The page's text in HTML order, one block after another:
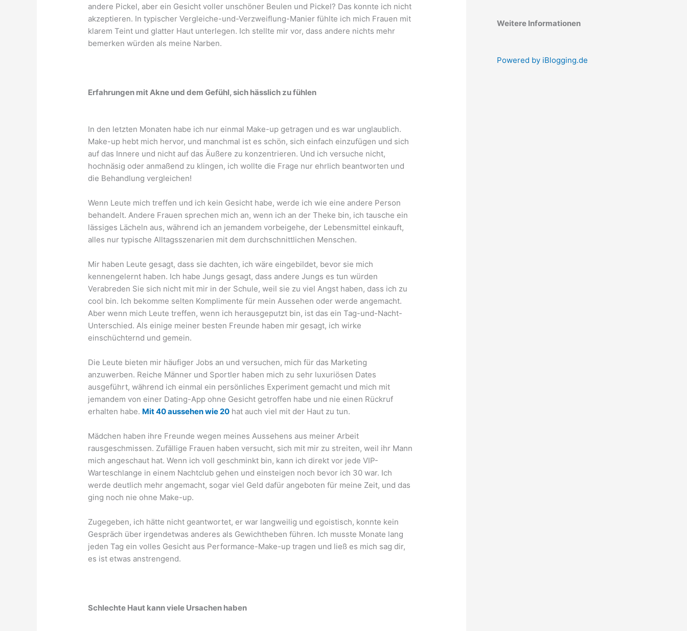
andere Pickel, aber ein Gesicht voller unschöner Beulen und Pickel? Das konnte ich nicht
akzeptieren. In typischer Vergleiche-und-Verzweiflung-Manier fühlte ich mich Frauen mit
klarem Teint und glatter Haut unterlegen. Ich stellte mir vor, dass andere nichts mehr
bemerken würden als meine Narben.
Erfahrungen mit Akne und dem Gefühl, sich hässlich zu fühlen
In den letzten Monaten habe ich nur einmal Make-up getragen und es war unglaublich.
Make-up hebt mich hervor, und manchmal ist es schön, sich einfach einzufügen und sich
auf das Innere und nicht auf das Äußere zu konzentrieren. Und ich versuche nicht,
hochnäsig oder anmaßend zu klingen, ich wollte die Frage nur ehrlich beantworten und
die Behandlung vergleichen!
Wenn Leute mich treffen und ich kein Gesicht habe, werde ich wie eine andere Person
behandelt. Andere Frauen sprechen mich an, wenn ich an der Theke bin, ich tausche ein
lässiges Lächeln aus, während ich an jemandem vorbeigehe, der Lebensmittel einkauft,
alles nur typische Alltagsszenarien mit dem durchschnittlichen Menschen.
Mir haben Leute gesagt, dass sie dachten, ich wäre eingebildet, bevor sie mich
kennengelernt haben. Ich habe Jungs gesagt, dass andere Jungs es tun würden
Verabreden Sie sich nicht mit mir in der Schule, weil sie zu viel Angst haben, dass ich zu
cool bin. Ich bekomme selten Komplimente für mein Aussehen oder werde angemacht.
Aber wenn mich Leute treffen, wenn ich herausgeputzt bin, ist das ein Tag-und-Nacht-
Unterschied. Als einige meiner besten Freunde haben mir gesagt, ich wirke
einschüchternd und gemein.
Die Leute bieten mir häufiger Jobs an und versuchen, mich für das Marketing
anzuwerben. Reiche Männer und Sportler haben mich zu sehr luxuriösen Dates
ausgeführt, während ich einmal ein persönliches Experiment gemacht und mich mit
jemandem von einer Dating-App ohne Gesicht getroffen habe und nie einen Rückruf
erhalten habe. Mit 40 aussehen wie 20 hat auch viel mit der Haut zu tun.
Mädchen haben ihre Freunde wegen meines Aussehens aus meiner Arbeit
rausgeschmissen. Zufällige Frauen haben versucht, sich mit mir zu streiten, weil ihr Mann
mich angeschaut hat. Wenn ich voll geschminkt bin, kann ich direkt vor jede VIP-
Warteschlange in einem Nachtclub gehen und einsteigen noch bevor ich 30 war. Ich
werde deutlich mehr angemacht, sogar viel Geld dafür angeboten für meine Zeit, und das
ging noch nie ohne Make-up.
Zugegeben, ich hätte nicht geantwortet, er war langweilig und egoistisch, konnte kein
Gespräch über irgendetwas anderes als Gewichtheben führen. Ich musste Monate lang
jeden Tag ein volles Gesicht aus Performance-Make-up tragen und ließ es mich sag dir,
es ist etwas anstrengend.
Schlechte Haut kann viele Ursachen haben
Weitere Informationen
Powered by iBlogging.de